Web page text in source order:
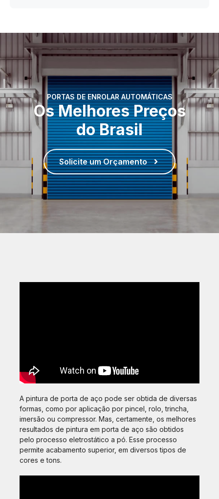
PORTAS DE ENROLAR AUTOMÁTICAS
Os Melhores Preços
do Brasil
Solicite um Orçamento
A pintura de porta de aço pode ser obtida de diversas
formas, como por aplicação por pincel, rolo, trincha,
imersão ou compressor. Mas, certamente, os melhores
resultados de pintura em porta de aço são obtidos
pelo processo eletrostático a pó. Esse processo
permite acabamento superior, em diversos tipos de
cores e tons.